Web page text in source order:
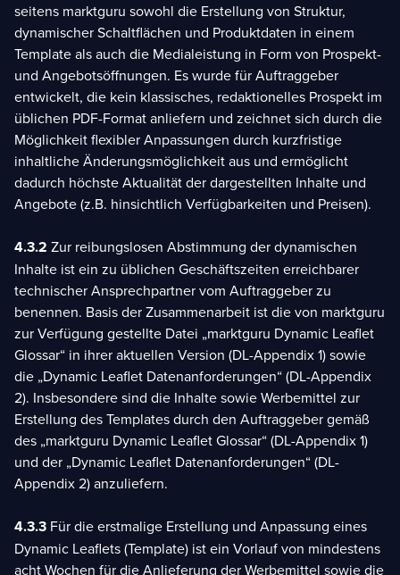
seitens marktguru sowohl die Erstellung von Struktur,
dynamischer Schaltflächen und Produktdaten in einem
Template als auch die Medialeistung in Form von Prospekt-
und Angebotsöffnungen. Es wurde für Auftraggeber
entwickelt, die kein klassisches, redaktionelles Prospekt im
üblichen PDF-Format anliefern und zeichnet sich durch die
Möglichkeit flexibler Anpassungen durch kurzfristige
inhaltliche Änderungsmöglichkeit aus und ermöglicht
dadurch höchste Aktualität der dargestellten Inhalte und
Angebote (z.B. hinsichtlich Verfügbarkeiten und Preisen).
4.3.2 Zur reibungslosen Abstimmung der dynamischen
Inhalte ist ein zu üblichen Geschäftszeiten erreichbarer
technischer Ansprechpartner vom Auftraggeber zu
benennen. Basis der Zusammenarbeit ist die von marktguru
zur Verfügung gestellte Datei „marktguru Dynamic Leaflet
Glossar“ in ihrer aktuellen Version (DL-Appendix 1) sowie
die „Dynamic Leaflet Datenanforderungen“ (DL-Appendix
2). Insbesondere sind die Inhalte sowie Werbemittel zur
Erstellung des Templates durch den Auftraggeber gemäß
des „marktguru Dynamic Leaflet Glossar“ (DL-Appendix 1)
und der „Dynamic Leaflet Datenanforderungen“ (DL-
Appendix 2) anzuliefern.
4.3.3 Für die erstmalige Erstellung und Anpassung eines
Dynamic Leaflets (Template) ist ein Vorlauf von mindestens
acht Wochen für die Anlieferung der Werbemittel sowie die